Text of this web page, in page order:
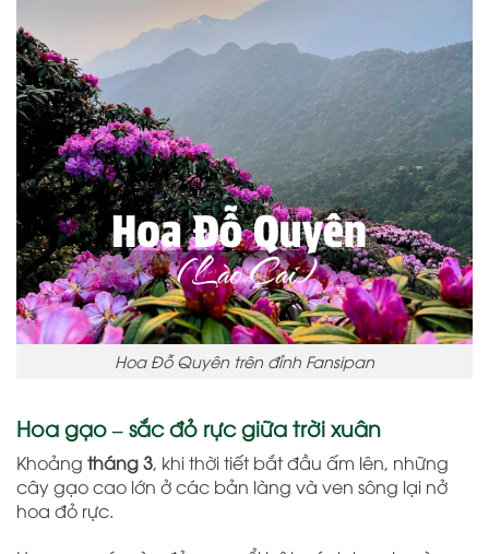
Hoa Đỗ Quyên trên đỉnh Fansipan
Hoa gạo – sắc đỏ rực giữa trời xuân
Khoảng tháng 3, khi thời tiết bắt đầu ấm lên, những
cây gạo cao lớn ở các bản làng và ven sông lại nở
hoa đỏ rực.